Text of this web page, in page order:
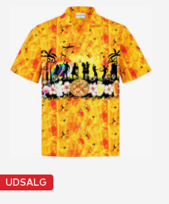
UDSALG